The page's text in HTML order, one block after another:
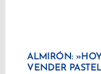
ALMIRÓN:
VENDER